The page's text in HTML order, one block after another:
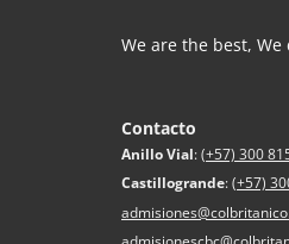
We are the best,
Contacto
Anillo Vial:(+57) 300
Castillogrande:(+57)